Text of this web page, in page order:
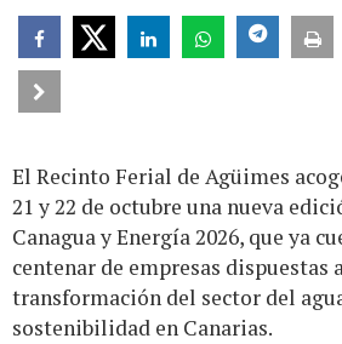
El Recinto Ferial de Agüimes
21 y 22 de octubre una nueva
Canagua y Energía 2026, que ya
centenar de empresas dispuestas
transformación del sector del
sostenibilidad en Canarias.